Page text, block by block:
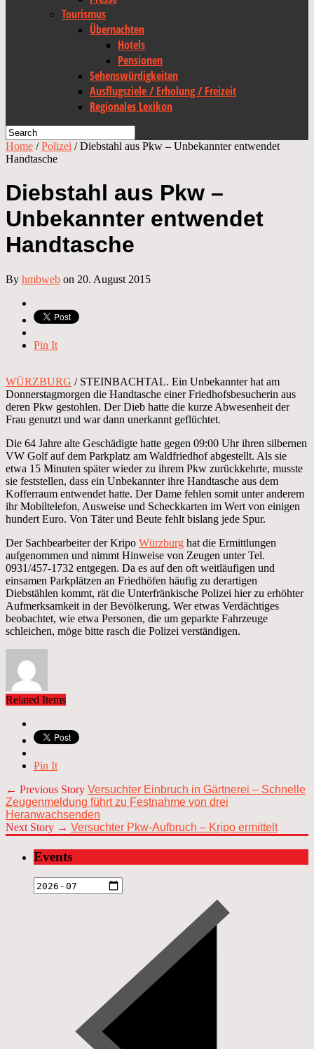
Tourismus
Übernachten
Hotels
Pensionen
Sehenswürdigkeiten
Ausflugsziele / Erholung / Freizeit
Regionales Lexikon
Home /Polizei /Diebstahl aus Pkw – Unbekannter entwendet
Handtasche
Diebstahl aus Pkw –
Unbekannter entwendet
Handtasche
By hmbweb on 20. August 2015
Pin It
WÜRZBURG / STEINBACHTAL. Ein Unbekannter hat am
Donnerstagmorgen die Handtasche einer Friedhofsbesucherin aus
deren Pkw gestohlen. Der Dieb hatte die kurze Abwesenheit der
Frau genutzt und war dann unerkannt geflüchtet.
Die 64 Jahre alte Geschädigte hatte gegen 09:00 Uhr ihren silbernen
VW Golf auf dem Parkplatz am Waldfriedhof abgestellt. Als sie
etwa 15 Minuten später wieder zu ihrem Pkw zurückkehrte, musste
sie feststellen, dass ein Unbekannter ihre Handtasche aus dem
Kofferraum entwendet hatte. Der Dame fehlen somit unter anderem
ihr Mobiltelefon, Ausweise und Scheckkarten im Wert von einigen
hundert Euro. Von Täter und Beute fehlt bislang jede Spur.
Der Sachbearbeiter der Kripo Würzburg hat die Ermittlungen
aufgenommen und nimmt Hinweise von Zeugen unter Tel.
0931/457-1732 entgegen. Da es auf den oft weitläufigen und
einsamen Parkplätzen an Friedhöfen häufig zu derartigen
Diebstählen kommt, rät die Unterfränkische Polizei hier zu erhöhter
Aufmerksamkeit in der Bevölkerung. Wer etwas Verdächtiges
beobachtet, wie etwa Personen, die um geparkte Fahrzeuge
schleichen, möge bitte rasch die Polizei verständigen.
Related Items
Pin It
← Previous Story Versuchter Einbruch in Gärtnerei – Schnelle
Zeugenmeldung führt zu Festnahme von drei
Heranwachsenden
Next Story → Versuchter Pkw-Aufbruch – Kripo ermittelt
Events